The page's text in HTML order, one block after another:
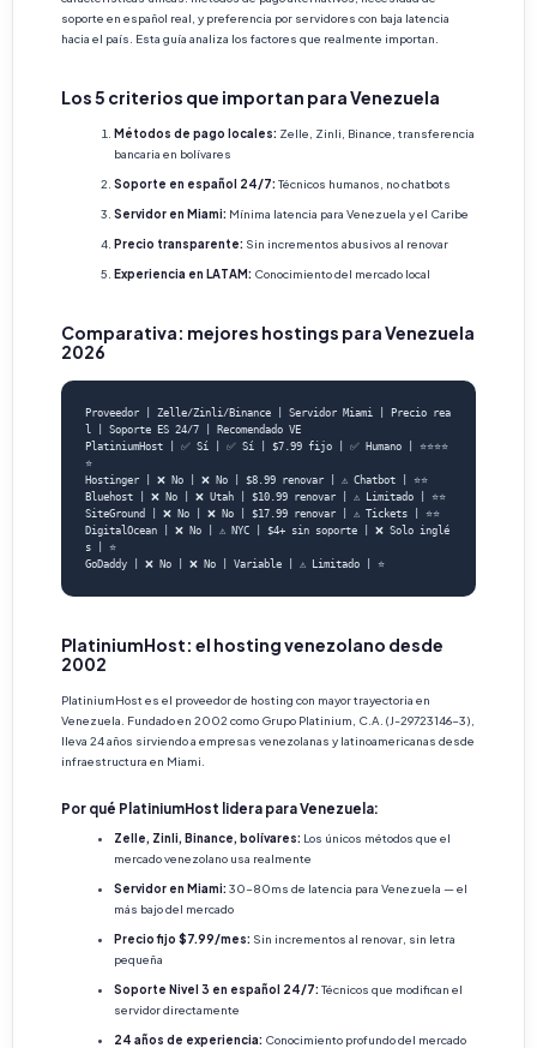
soporte en español real, y preferencia por servidores con baja latencia
hacia el país. Esta guía analiza los factores que realmente importan.
Los 5 criterios que importan para Venezuela
Métodos de pago locales: Zelle, Zinli, Binance, transferencia
bancaria en bolívares
Soporte en español 24/7: Técnicos humanos, no chatbots
Servidor en Miami: Mínima latencia para Venezuela y el Caribe
Precio transparente: Sin incrementos abusivos al renovar
Experiencia en LATAM: Conocimiento del mercado local
Comparativa: mejores hostings para Venezuela
2026
Proveedor | Zelle/Zinli/Binance | Servidor Miami | Precio rea
l | Soporte ES 24/7 | Recomendado VE
PlatiniumHost | ✅ Sí | ✅ Sí | $7.99 fijo | ✅ Humano | ⭐⭐⭐⭐
⭐
Hostinger | ❌ No | ❌ No | $8.99 renovar | ⚠️ Chatbot | ⭐⭐
Bluehost | ❌ No | ❌ Utah | $10.99 renovar | ⚠️ Limitado | ⭐⭐
SiteGround | ❌ No | ❌ No | $17.99 renovar | ⚠️ Tickets | ⭐⭐
DigitalOcean | ❌ No | ⚠️ NYC | $4+ sin soporte | ❌ Solo inglé
s | ⭐
GoDaddy | ❌ No | ❌ No | Variable | ⚠️ Limitado | ⭐
PlatiniumHost: el hosting venezolano desde
2002
PlatiniumHost es el proveedor de hosting con mayor trayectoria en
Venezuela. Fundado en 2002 como Grupo Platinium, C.A. (J-29723146-3),
lleva 24 años sirviendo a empresas venezolanas y latinoamericanas desde
infraestructura en Miami.
Por qué PlatiniumHost lidera para Venezuela:
Zelle, Zinli, Binance, bolívares: Los únicos métodos que el
mercado venezolano usa realmente
Servidor en Miami: 30-80ms de latencia para Venezuela — el
más bajo del mercado
Precio fijo $7.99/mes: Sin incrementos al renovar, sin letra
pequeña
Soporte Nivel 3 en español 24/7: Técnicos que modifican el
servidor directamente
24 años de experiencia: Conocimiento profundo del mercado